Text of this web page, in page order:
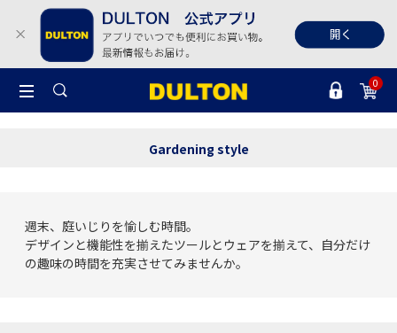
0
Gardening style
週末、庭いじりを愉しむ時間。
デザインと機能性を揃えたツールとウェアを揃えて、自分だけ
の趣味の時間を充実させてみませんか。